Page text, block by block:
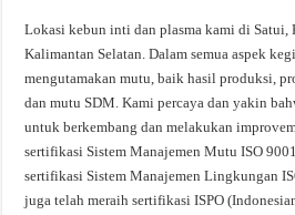
Lokasi kebun inti dan plasma kami di Satui,
Kalimantan Selatan. Dalam semua aspek
mengutamakan mutu, baik hasil produksi,
dan mutu SDM. Kami percaya dan yakin
untuk berkembang dan melakukan
sertifikasi Sistem Manajemen Mutu ISO
sertifikasi Sistem Manajemen Lingkungan
juga telah meraih sertifikasi ISPO